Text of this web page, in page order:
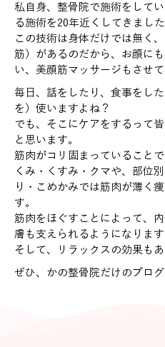
私自身、整骨院で施術をして
る施術を20年近くしてきました
この技術は身体だけでは無く
筋）があるのだから、お顔に
い、美顔筋マッサージもさせて
毎日、話をしたり、食事をし
を）使いますよね？
でも、そこにケアをするって
と思います。
筋肉がコリ固まっていること
くみ・くすみ・クマや、部位
り・こめかみでは筋肉が薄く
す。
筋肉をほぐすことによって、
膚も支えられるようになります
そして、リラックスの効果もあ
ぜひ、かの整骨院だけのプロ